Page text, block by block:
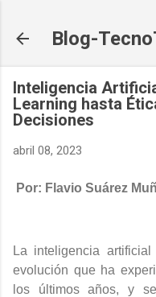
Blog-
Inteligencia
Learning hasta
Decisiones
abril 08, 2023
Por: Flavio Suárez
La inteligencia
evolución que ha
los últimos años, y